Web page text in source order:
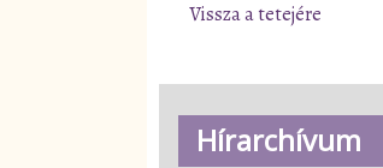
Vissza a tetejére
Hírarchívum